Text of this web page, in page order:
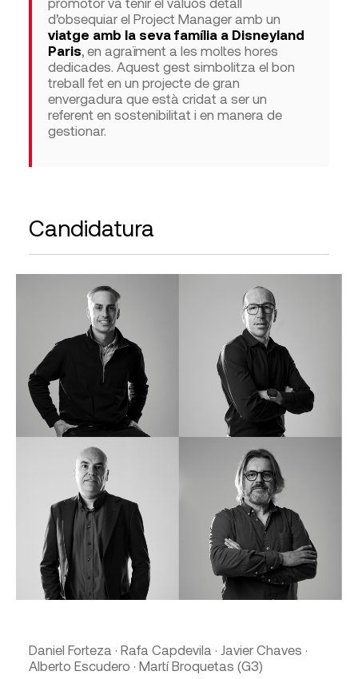
d’obsequiar el Project Manager amb un
viatge amb la seva família a Disneyland
Paris, en agraïment a les moltes hores
dedicades. Aquest gest simbolitza el bon
treball fet en un projecte de gran
envergadura que està cridat a ser un
referent en sostenibilitat i en manera de
gestionar.
Candidatura
Daniel Forteza · Rafa Capdevila · Javier Chaves ·
Alberto Escudero · Martí Broquetas (G3)